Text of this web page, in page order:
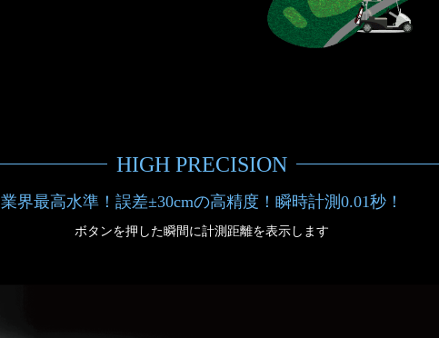
HIGH PRECISION
業界最高水準！誤差±30cmの高精度！瞬時計測0.01秒！
ボタンを押した瞬間に計測距離を表示します